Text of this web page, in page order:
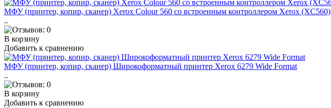
МФУ (принтер, копир, сканер) Xerox Colour 560 со встроенным контроллером Xerox (XC560)
..
В корзину
Добавить к сравнению
МФУ (принтер, копир, сканер) Широкоформатный принтер Xerox 6279 Wide Format
..
В корзину
Добавить к сравнению